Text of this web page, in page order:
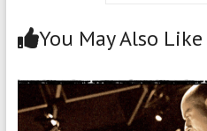
You May Also Like